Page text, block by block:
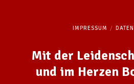
IMPRESSUM
Mit der
und im Herzen